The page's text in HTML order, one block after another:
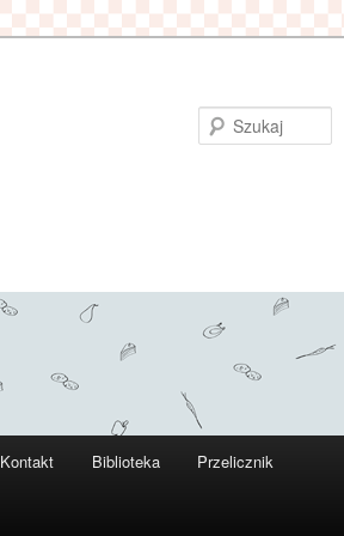
Kontakt Biblioteka Przelicznik